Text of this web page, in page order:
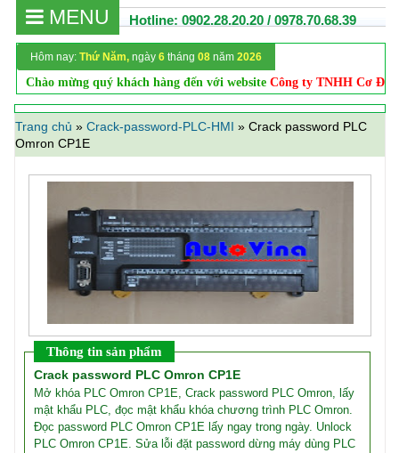
Hotline: 0902.28.20.20 / 0978.70.68.39
MENU
Hôm nay: Thứ Năm, ngày 6 tháng 08 năm 2026
Chào mừng quý khách hàng đến với websiteCông ty TNHH Cơ
Trang chủ » Crack-password-PLC-HMI » Crack password PLC
Omron CP1E
Thông tin sản phẩm
Crack password PLC Omron CP1E
Mở khóa PLC Omron CP1E, Crack password PLC Omron, lấy
mật khẩu PLC, đọc mật khẩu khóa chương trình PLC Omron.
Đọc password PLC Omron CP1E lấy ngay trong ngày. Unlock
PLC Omron CP1E. Sửa lỗi đặt password dừng máy dùng PLC